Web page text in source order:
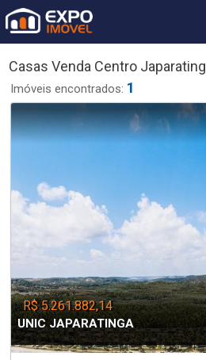
Casas Venda Centro
Imóveis encontrados: 1
R$ 5.261.882,14
UNIC JAPARATINGA